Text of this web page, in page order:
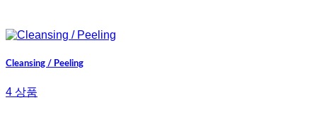
Cleansing / Peeling
4 상품